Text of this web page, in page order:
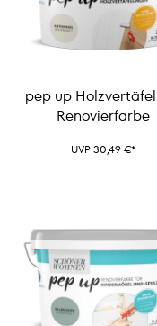
pep up
Renovierfarbe
UVP 30,49 €*